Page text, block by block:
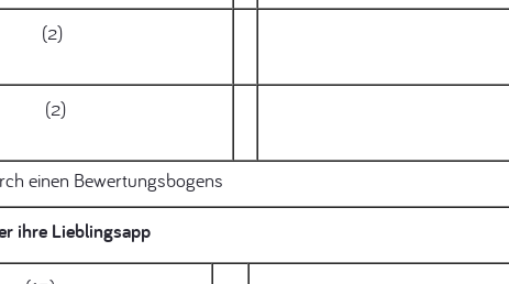
einen Bewertungsbogens
ihre Lieblingsapp